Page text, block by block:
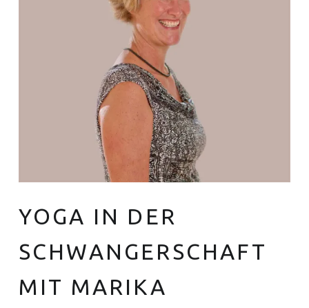
YOGA IN DER
SCHWANGERSCHAFT
MIT MARIKA